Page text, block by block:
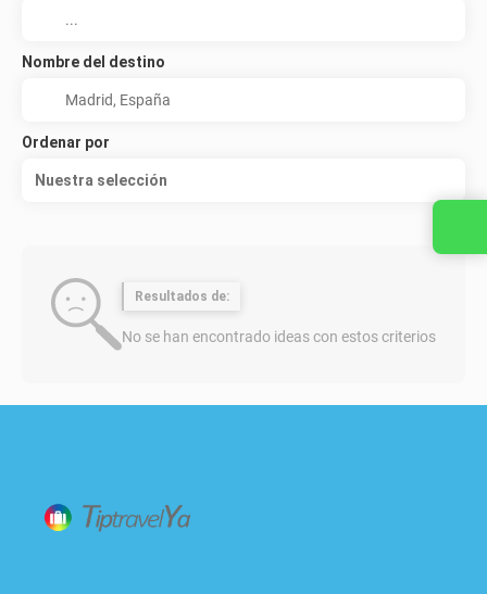
Nombre del destino
Ordenar por
Nuestra selección
Resultados de:
No se han encontrado ideas con estos criterios